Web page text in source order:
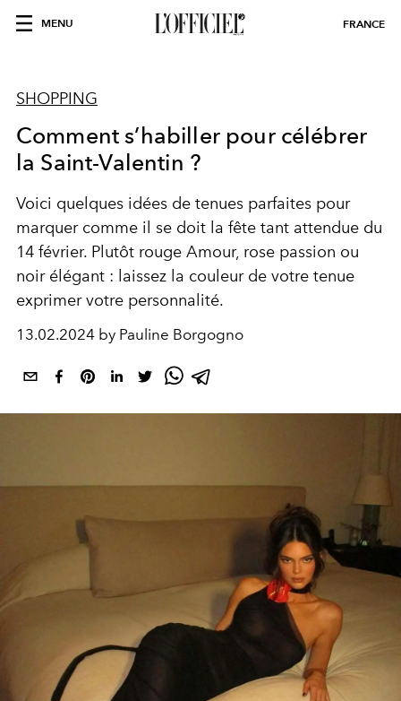
MENU FRANCE
SHOPPING
Comment s’habiller pour célébrer
la Saint-Valentin ?
Voici quelques idées de tenues parfaites pour
marquer comme il se doit la fête tant attendue du
14 février. Plutôt rouge Amour, rose passion ou
noir élégant : laissez la couleur de votre tenue
exprimer votre personnalité.
13.02.2024 by Pauline Borgogno